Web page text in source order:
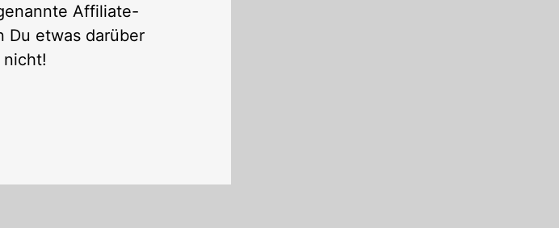
Affiliate-
Du etwas darüber